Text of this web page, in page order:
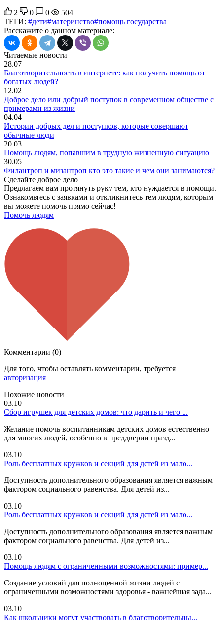
2 0 0
504
ТЕГИ: #дети#материнство#помощь государства
Расскажите о данном материале:
Читаемые новости
28.07
Благотворительность в интернете: как получить помощь от
богатых людей?
12.02
Доброе дело или добрый поступок в современном обществе с
примерами из жизни
04.04
Истории добрых дел и поступков, которые совершают
обычные люди
20.03
Помощь людям, попавшим в трудную жизненную ситуацию
30.05
Филантроп и мизантроп кто это такие и чем они занимаются?
Сделайте доброе дело
Предлагаем вам протянуть руку тем, кто нуждается в помощи.
Ознакомьтесь с заявками и откликнитесь тем людям, которым
вы можете помочь прямо сейчас!
Помочь людям
Комментарии (0)
Для того, чтобы оставлять комментарии, требуется
авторизация
Похожие новости
03.10
Сбор игрушек для детских домов: что дарить и чего ...
Желание помочь воспитанникам детских домов естественно
для многих людей, особенно в преддверии празд...
03.10
Роль бесплатных кружков и секций для детей из мало...
Доступность дополнительного образования является важным
фактором социального равенства. Для детей из...
03.10
Роль бесплатных кружков и секций для детей из мало...
Доступность дополнительного образования является важным
фактором социального равенства. Для детей из...
03.10
Помощь людям с ограниченными возможностями: пример...
Создание условий для полноценной жизни людей с
ограниченными возможностями здоровья - важнейшая зада...
03.10
Как школьники могут участвовать в благотворительны...